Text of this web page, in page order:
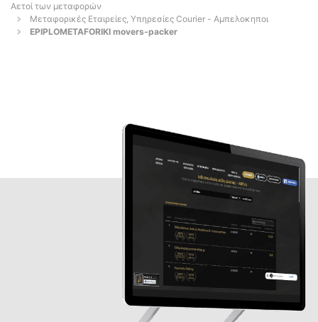
Αετοί των μεταφορών
Μεταφορικές Εταιρείες, Υπηρεσίες Courier - Αμπελοκηποι
EPIPLOMETAFORIKI movers-packer